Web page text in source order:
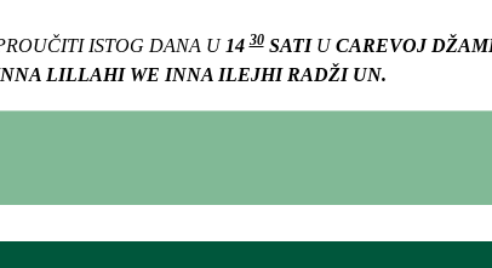
ISTOG DANA U 1430SATIUCAREVOJ
LILLAHI WE INNA ILEJHI RADŽI UN.